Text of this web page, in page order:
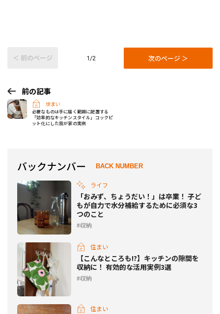
＜ 前のページ 1/2 次のページ ＞
前の記事
住まい
必要なものは手に届く範囲に配置する
「効率的なキッチンスタイル」コックピ
ット化にした我が家の実例
バックナンバー BACK NUMBER
ライフ
「おみず、ちょうだい！」は卒業！ 子ど
もが自力で水分補給するために必須な3
つのこと
収納
住まい
【こんなところも!?】キッチンの隙間を
収納に！ 有効的な活用実例3選
収納
住まい